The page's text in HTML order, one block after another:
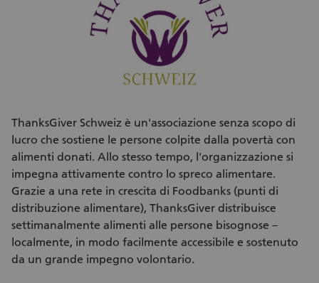
ThanksGiver Schweiz è un'associazione senza scopo di
lucro che sostiene le persone colpite dalla povertà con
alimenti donati. Allo stesso tempo, l'organizzazione si
impegna attivamente contro lo spreco alimentare.
Grazie a una rete in crescita di Foodbanks (punti di
distribuzione alimentare), ThanksGiver distribuisce
settimanalmente alimenti alle persone bisognose –
localmente, in modo facilmente accessibile e sostenuto
da un grande impegno volontario.